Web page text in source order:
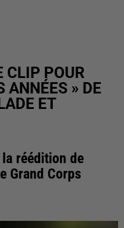
CLIP POUR
ANNÉES » DE
ET
réédition de
Grand Corps